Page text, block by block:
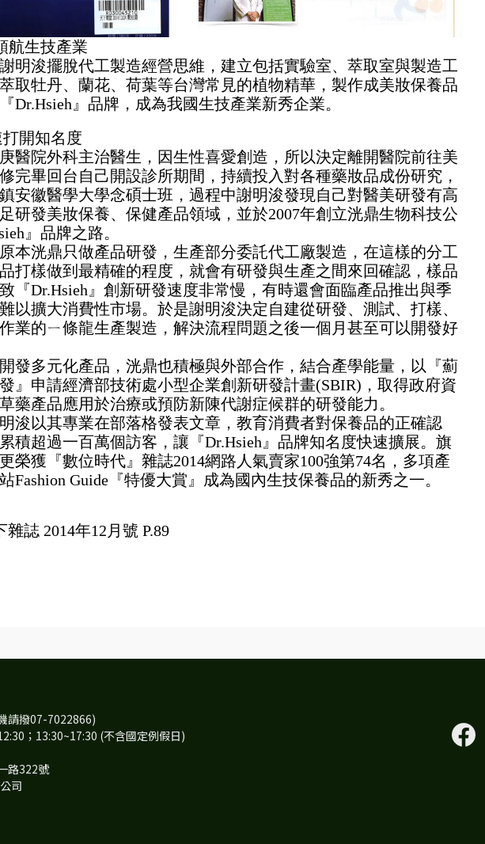
航生技產業
明浚擺脫代工製造經營思維，建立包括實驗室、萃取室與製造工
取牡丹、蘭花、荷葉等台灣常見的植物精華，製作成美妝保養品
Dr.Hsieh』品牌，成為我國生技產業新秀企業。
開知名度
醫院外科主治醫生，因生性喜愛創造，所以決定離開醫院前往美
完畢回台自己開設診所期間，持續投入對各種藥妝品成份研究，
安徽醫學大學念碩士班，過程中謝明浚發現自己對醫美研發有高
研發美妝保養、保健產品領域，並於2007年創立洸鼎生物科技公
』品牌之路。
本洸鼎只做產品研發，生產部分委託代工廠製造，在這樣的分工
打樣做到最精確的程度，就會有研發與生產之間來回確認，樣品
『Dr.Hsieh』創新研發速度非常慢，有時還會面臨產品推出與季
以擴大消費性市場。於是謝明浚決定自建從研發、測試、打樣、
業的ㄧ條龍生產製造，解決流程問題之後一個月甚至可以開發好
發多元化產品，洸鼎也積極與外部合作，結合產學能量，以『薊
』申請經濟部技術處小型企業創新研發計畫(SBIR)，取得政府資
藥產品應用於治療或預防新陳代謝症候群的研發能力。
浚以其專業在部落格發表文章，教育消費者對保養品的正確認
積超過一百萬個訪客，讓『Dr.Hsieh』品牌知名度快速擴展。旗
榮獲『數位時代』雜誌2014網路人氣賣家100強第74名，多項產
Fashion Guide『特優大賞』成為國內生技保養品的新秀之一。
誌 2014年12月號 P.89
請撥07-7022866)
；13:30~17:30 (不含國定例假日)
路322號
司